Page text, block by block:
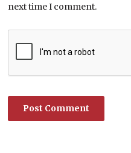
next time I comment.